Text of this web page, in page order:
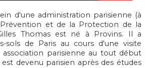
d'une administration parisienne (à
et de la Protection de la
Thomas est né à Provins. Il a
sols de Paris au cours d'une visite
parisienne au tout début
devenu parisien après des études